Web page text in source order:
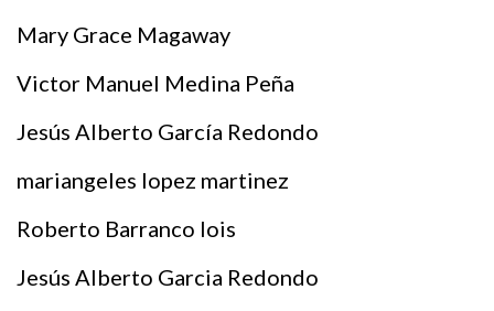
Mary Grace Magaway
Victor Manuel Medina Peña
Jesús Alberto García Redondo
mariangeles lopez martinez
Roberto Barranco lois
Jesús Alberto Garcia Redondo